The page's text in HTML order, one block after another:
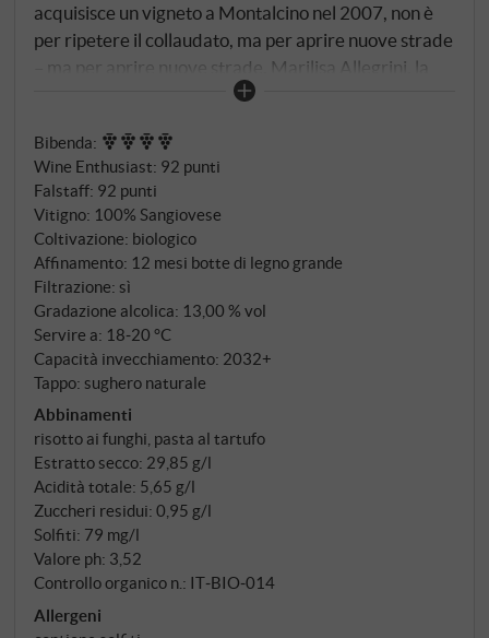
acquisisce un vigneto a Montalcino nel 2007, non è
per ripetere il collaudato, ma per aprire nuove strade
– ma per aprire nuove strade. Marilisa Allegrini, la
prima donna italiana sulla copertina di Wine
2020, gestisce oggi San Polo insieme alle figlie
Carlotta e Caterina. La tenuta si trova sul versante
sud-orientale della collina, a Podernovi, a circa 450
metri di altitudine – dove il vulcano spento Monte
Amiata protegge i vigneti dai venti caldi e ha lasciato
terreni piroclastici che conferiscono al Sangiovese
un'inconfondibile firma minerale.
Bibenda:
Wine Enthusiast: 92 punti
Falstaff: 92 punti
Vitigno: 100% Sangiovese
Coltivazione: biologico
Affinamento: 12 mesi botte di legno grande
Filtrazione: sì
Gradazione alcolica: 13,00 % vol
Servire a: 18‑20 °C
Capacità invecchiamento: 2032+
Tappo: sughero naturale
Abbinamenti
risotto ai funghi, pasta al tartufo
Estratto secco: 29,85 g/l
Acidità totale: 5,65 g/l
Zuccheri residui: 0,95 g/l
Solfiti: 79 mg/l
Valore ph: 3,52
Controllo organico n.: IT‑BIO‑014
Allergeni